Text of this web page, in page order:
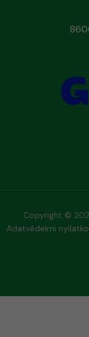
Copyright ©
Adatvédelmi